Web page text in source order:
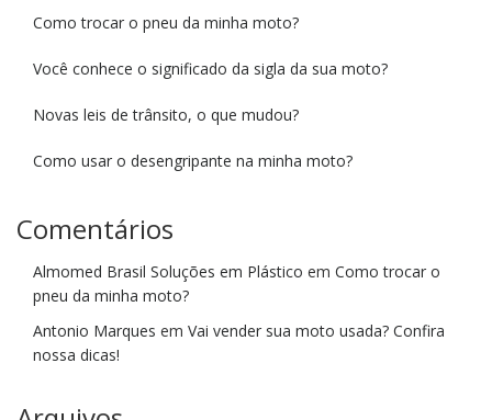
Como trocar o pneu da minha moto?
Você conhece o significado da sigla da sua moto?
Novas leis de trânsito, o que mudou?
Como usar o desengripante na minha moto?
Comentários
Almomed Brasil Soluções em Plástico em Como trocar o
pneu da minha moto?
Antonio Marques em Vai vender sua moto usada? Confira
nossa dicas!